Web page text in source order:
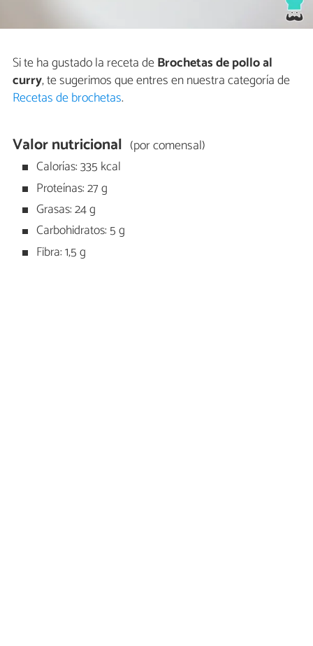
Si te ha gustado la receta deBrochetas de pollo al
curry, te sugerimos que entres en nuestra categoría de
Recetas de brochetas.
Valor nutricional (por comensal)
Calorías: 335 kcal
Proteínas: 27 g
Grasas: 24 g
Carbohidratos: 5 g
Fibra: 1,5 g